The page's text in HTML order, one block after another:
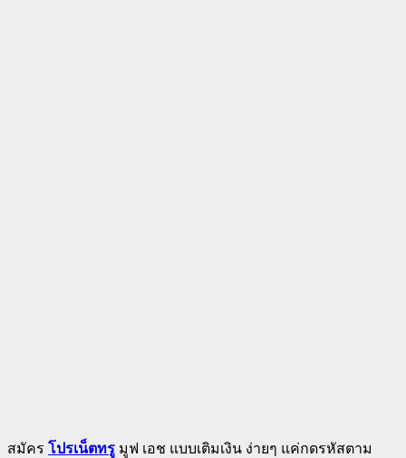
สมัคร โปรเน็ตทรู มูฟ เอช แบบเติมเงิน ง่ายๆ แค่กดรหัสตาม